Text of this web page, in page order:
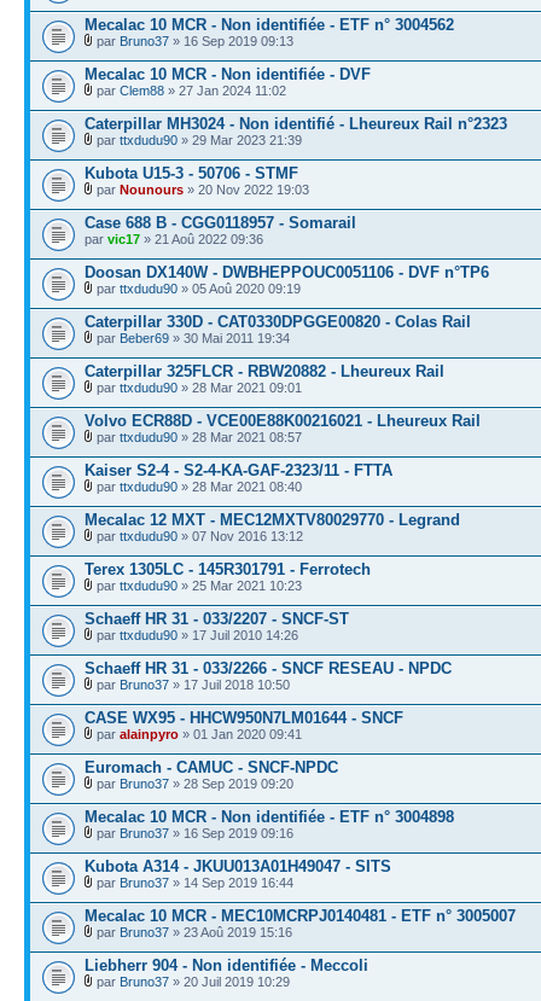
Mecalac 10 MCR - Non identifiée - ETF n° 3004562
par Bruno37 » 16 Sep 2019 09:13
Mecalac 10 MCR - Non identifiée - DVF
par Clem88 » 27 Jan 2024 11:02
Caterpillar MH3024 - Non identifié - Lheureux Rail n°2323
par ttxdudu90 » 29 Mar 2023 21:39
Kubota U15-3 - 50706 - STMF
par Nounours » 20 Nov 2022 19:03
Case 688 B - CGG0118957 - Somarail
par vic17 » 21 Aoû 2022 09:36
Doosan DX140W - DWBHEPPOUC0051106 - DVF n°TP6
par ttxdudu90 » 05 Aoû 2020 09:19
Caterpillar 330D - CAT0330DPGGE00820 - Colas Rail
par Beber69 » 30 Mai 2011 19:34
Caterpillar 325FLCR - RBW20882 - Lheureux Rail
par ttxdudu90 » 28 Mar 2021 09:01
Volvo ECR88D - VCE00E88K00216021 - Lheureux Rail
par ttxdudu90 » 28 Mar 2021 08:57
Kaiser S2-4 - S2-4-KA-GAF-2323/11 - FTTA
par ttxdudu90 » 28 Mar 2021 08:40
Mecalac 12 MXT - MEC12MXTV80029770 - Legrand
par ttxdudu90 » 07 Nov 2016 13:12
Terex 1305LC - 145R301791 - Ferrotech
par ttxdudu90 » 25 Mar 2021 10:23
Schaeff HR 31 - 033/2207 - SNCF-ST
par ttxdudu90 » 17 Juil 2010 14:26
Schaeff HR 31 - 033/2266 - SNCF RESEAU - NPDC
par Bruno37 » 17 Juil 2018 10:50
CASE WX95 - HHCW950N7LM01644 - SNCF
par alainpyro » 01 Jan 2020 09:41
Euromach - CAMUC - SNCF-NPDC
par Bruno37 » 28 Sep 2019 09:20
Mecalac 10 MCR - Non identifiée - ETF n° 3004898
par Bruno37 » 16 Sep 2019 09:16
Kubota A314 - JKUU013A01H49047 - SITS
par Bruno37 » 14 Sep 2019 16:44
Mecalac 10 MCR - MEC10MCRPJ0140481 - ETF n° 3005007
par Bruno37 » 23 Aoû 2019 15:16
Liebherr 904 - Non identifiée - Meccoli
par Bruno37 » 20 Juil 2019 10:29